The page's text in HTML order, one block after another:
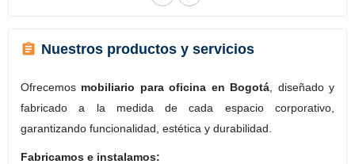
Nuestros productos y servicios
Ofrecemos mobiliario para oficina en Bogotá , diseñado y
fabricado a la medida de cada espacio corporativo,
garantizando funcionalidad, estética y durabilidad.
Fabricamos e instalamos: